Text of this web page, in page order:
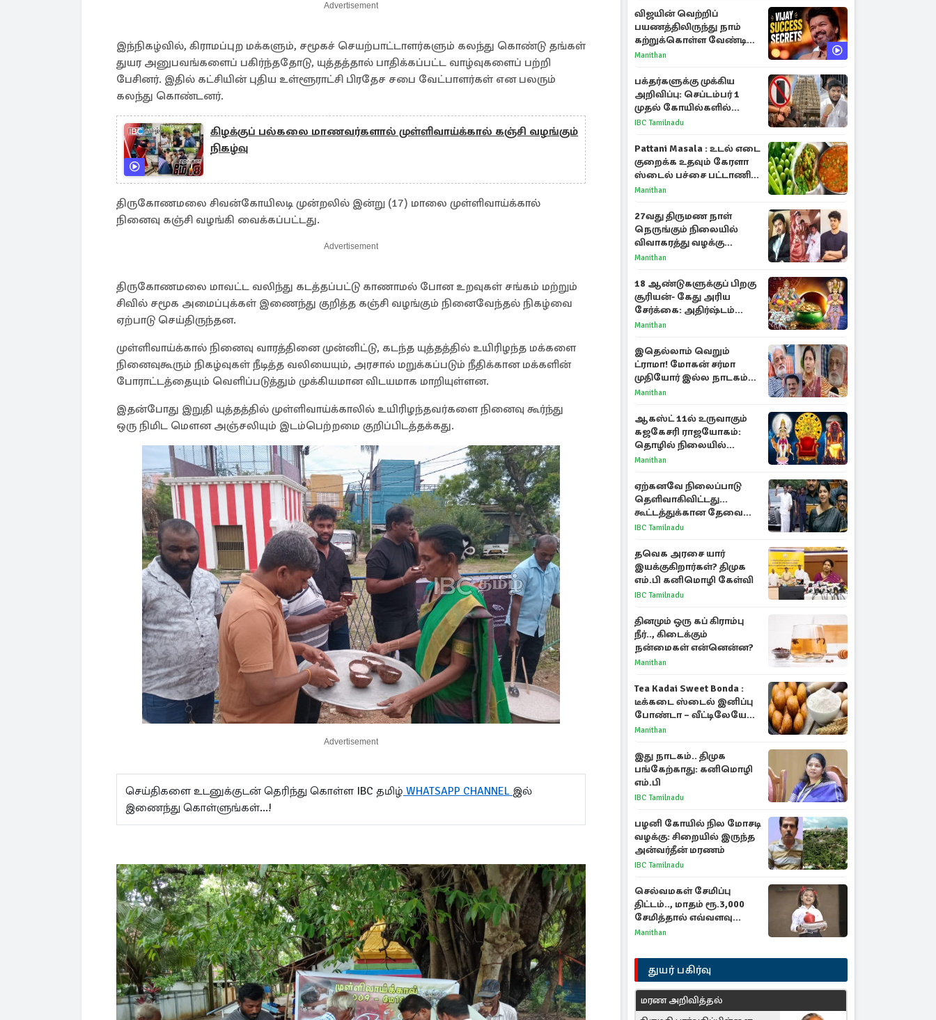
Advertisement
இந்நிகழ்வில், கிராமப்புற மக்களும், சமூகச் செயற்பாட்டாளர்களும் கலந்து கொண்டு தங்கள்
துயர அனுபவங்களைப் பகிர்ந்ததோடு, யுத்தத்தால் பாதிக்கப்பட்ட வாழ்வுகளைப் பற்றி
பேசினர். இதில் கட்சியின் புதிய உள்ளூராட்சி பிரதேச சபை வேட்பாளர்கள் என பலரும்
கலந்து கொண்டனர்.
கிழக்குப் பல்கலை மாணவர்களால் முள்ளிவாய்க்கால் கஞ்சி வழங்கும்
நிகழ்வு
திருகோணமலை சிவன்கோயிலடி முன்றலில் இன்று (17) மாலை முள்ளிவாய்க்கால்
நினைவு கஞ்சி வழங்கி வைக்கப்பட்டது.
Advertisement
திருகோணமலை மாவட்ட வலிந்து கடத்தப்பட்டு காணாமல் போன உறவுகள் சங்கம் மற்றும்
சிவில் சமூக அமைப்புக்கள் இணைந்து குறித்த கஞ்சி வழங்கும் நினைவேந்தல் நிகழ்வை
ஏற்பாடு செய்திருந்தன.
முள்ளிவாய்க்கால் நினைவு வாரத்தினை முன்னிட்டு, கடந்த யுத்தத்தில் உயிரிழந்த மக்களை
நினைவுகூரும் நிகழ்வுகள் நீடித்த வலியையும், அரசால் மறுக்கப்படும் நீதிக்கான மக்களின்
போராட்டத்தையும் வெளிப்படுத்தும் முக்கியமான விடயமாக மாறியுள்ளன.
இதன்போது இறுதி யுத்தத்தில் முள்ளிவாய்க்காலில் உயிரிழந்தவர்களை நினைவு கூர்ந்து
ஒரு நிமிட மௌன அஞ்சலியும் இடம்பெற்றமை குறிப்பிடத்தக்கது.
Advertisement
செய்திகளை உடனுக்குடன் தெரிந்து கொள்ள IBC தமிழ் WHATSAPP CHANNEL இல்
இணைந்து கொள்ளுங்கள்...!
விஜயின் வெற்றிப்
பயணத்திலிருந்து நாம்
கற்றுக்கொள்ள வேண்டிய
முக்கிய 3 விடயங்கள்!
Manithan
பக்தர்களுக்கு முக்கிய
அறிவிப்பு: செப்டம்பர் 1
முதல் கோயில்களில்
மொபைலுக்கு தடை!
IBC Tamilnadu
Pattani Masala : உடல் எடை
குறைக்க உதவும் கேரளா
ஸ்டைல் பச்சை பட்டாணி
கிரேவி
Manithan
27வது திருமண நாள்
நெருங்கும் நிலையில்
விவாகரத்து வழக்கு
வாபஸ்! விஜய்யுடன்
Manithan
18 ஆண்டுகளுக்குப் பிறகு
சூரியன்- கேது அரிய
சேர்க்கை: அதிர்ஷ்டம்
பெறும் 3 ராசிகள்!
Manithan
இதெல்லாம் வெறும்
ட்ராமா! மோகன் சர்மா
முதியோர் இல்ல நாடகம்
குறித்து குட்டி பத்மினி
Manithan
ஆகஸ்ட் 11ல் உருவாகும்
கஜகேசரி ராஜயோகம்:
தொழில் நிலையில்
அதிர்ஷ்டம் பெறும் 3
Manithan
ஏற்கனவே நிலைப்பாடு
தெளிவாகிவிட்டது...
கூட்டத்துக்கான தேவை
என்ன? - கனிமொழி
IBC Tamilnadu
தவெக அரசை யார்
இயக்குகிறார்கள்? திமுக
எம்.பி கனிமொழி கேள்வி
IBC Tamilnadu
தினமும் ஒரு கப் கிராம்பு
நீர்.., கிடைக்கும்
நன்மைகள் என்னென்ன?
Manithan
Tea Kadai Sweet Bonda :
டீக்கடை ஸ்டைல் இனிப்பு
போண்டா – வீட்டிலேயே
செய்வது எப்படி?
Manithan
இது நாடகம்.. திமுக
பங்கேற்காது: கனிமொழி
எம்.பி
IBC Tamilnadu
பழனி கோயில் நில மோசடி
வழக்கு: சிறையில் இருந்த
அன்வர்தீன் மரணம்
IBC Tamilnadu
செல்வமகள் சேமிப்பு
திட்டம்.., மாதம் ரூ.3,000
சேமித்தால் எவ்வளவு
கிடைக்கும்?
Manithan
துயர் பகிர்வு
மரண அறிவித்தல்